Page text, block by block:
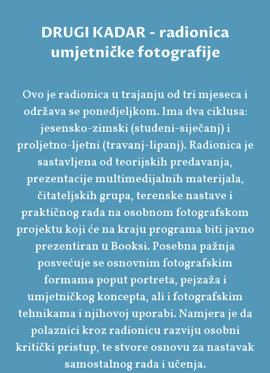
DRUGI KADAR - radionica
umjetničke fotografije
Ovo je radionica u trajanju od tri mjeseca i
održava se ponedjeljkom. Ima dva ciklusa:
jesensko-zimski (studeni-siječanj) i
proljetno-ljetni (travanj-lipanj). Radionica je
sastavljena od teorijskih predavanja,
prezentacije multimedijalnih materijala,
čitateljskih grupa, terenske nastave i
praktičnog rada na osobnom fotografskom
projektu koji će na kraju programa biti javno
prezentiran u Booksi. Posebna pažnja
posvećuje se osnovnim fotografskim
formama poput portreta, pejzaža i
umjetničkog koncepta, ali i fotografskim
tehnikama i njihovoj uporabi. Namjera je da
polaznici kroz radionicu razviju osobni
kritički pristup, te stvore osnovu za nastavak
samostalnog rada i učenja.